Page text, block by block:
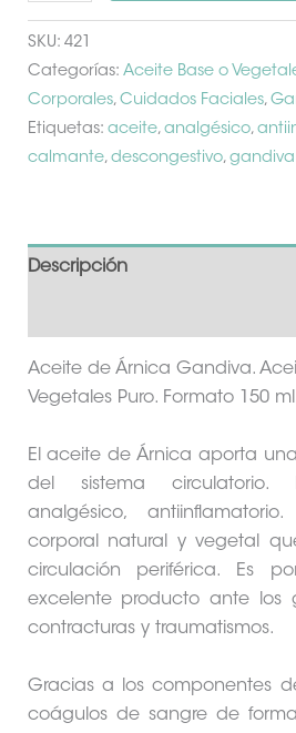
SKU: 421
Categorías: Aceite Base o
Corporales, Cuidados Faciales,
Etiquetas: aceite, analgésico,
calmante, descongestivo, gandiva
Descripción
Aceite de Árnica Gandiva.
Vegetales Puro. Formato 150
El aceite de Árnica aporta
del sistema circulatorio.
analgésico,
corporal natural y vegetal
circulación periférica. Es
excelente producto ante los
contracturas y traumatismos.
Gracias a los componentes
coágulos de sangre de